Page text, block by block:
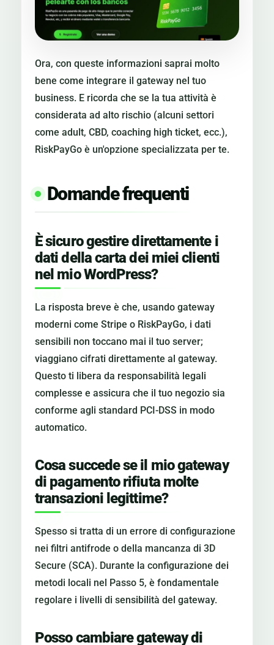
Ora, con queste informazioni saprai molto
bene come integrare il gateway nel tuo
business. E ricorda che se la tua attività è
considerata ad alto rischio (alcuni settori
come adult, CBD, coaching high ticket, ecc.),
RiskPayGo è un'opzione specializzata per te.
Domande frequenti
È sicuro gestire direttamente i
dati della carta dei miei clienti
nel mio WordPress?
La risposta breve è che, usando gateway
moderni come Stripe o RiskPayGo, i dati
sensibili non toccano mai il tuo server;
viaggiano cifrati direttamente al gateway.
Questo ti libera da responsabilità legali
complesse e assicura che il tuo negozio sia
conforme agli standard PCI-DSS in modo
automatico.
Cosa succede se il mio gateway
di pagamento rifiuta molte
transazioni legittime?
Spesso si tratta di un errore di configurazione
nei filtri antifrode o della mancanza di 3D
Secure (SCA). Durante la configurazione dei
metodi locali nel Passo 5, è fondamentale
regolare i livelli di sensibilità del gateway.
Posso cambiare gateway di